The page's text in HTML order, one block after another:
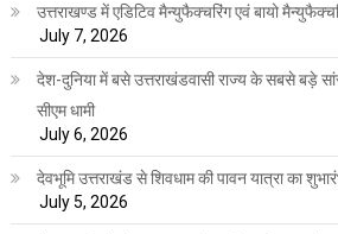
उत्तराखण्ड में एडिटिव मैन्युफैक्चरिंग एवं बायो
July 7, 2026
देश-दुनिया में बसे उत्तराखंडवासी राज्य के सबसे बड़े
सीएम धामी
July 6, 2026
देवभूमि उत्तराखंड से शिवधाम की पावन यात्रा का
July 5, 2026